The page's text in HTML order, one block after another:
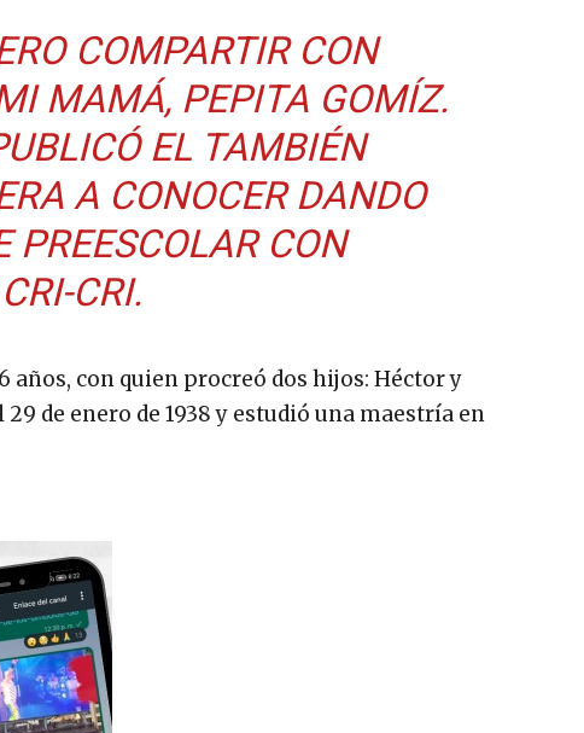
COMPARTIR CON
MAMÁ, PEPITA GOMÍZ.
EL TAMBIÉN
A CONOCER DANDO
CON
CRI.
años, con quien procreó dos hijos: Héctor y
de enero de 1938 y estudió una maestría en